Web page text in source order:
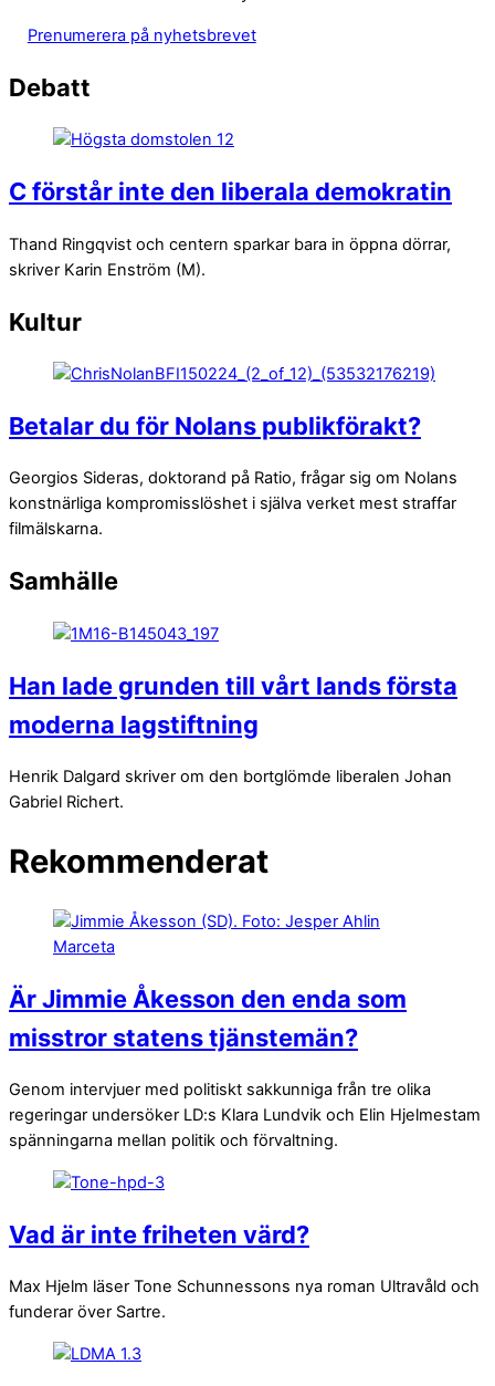
Prenumerera på nyhetsbrevet
Debatt
C förstår inte den liberala demokratin
Thand Ringqvist och centern sparkar bara in öppna dörrar,
skriver Karin Enström (M).
Kultur
Betalar du för Nolans publikförakt?
Georgios Sideras, doktorand på Ratio, frågar sig om Nolans
konstnärliga kompromisslöshet i själva verket mest straffar
filmälskarna.
Samhälle
Han lade grunden till vårt lands första
moderna lagstiftning
Henrik Dalgard skriver om den bortglömde liberalen Johan
Gabriel Richert.
Rekommenderat
Är Jimmie Åkesson den enda som
misstror statens tjänstemän?
Genom intervjuer med politiskt sakkunniga från tre olika
regeringar undersöker LD:s Klara Lundvik och Elin Hjelmestam
spänningarna mellan politik och förvaltning.
Vad är inte friheten värd?
Max Hjelm läser Tone Schunnessons nya roman Ultravåld och
funderar över Sartre.